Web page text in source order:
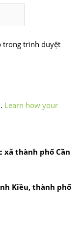
trong trình duyệt
Learn how your
xã thành phố Cần
Kiều, thành phố